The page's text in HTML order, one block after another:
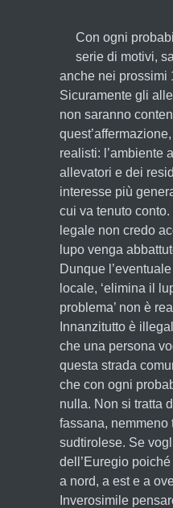
Con ogni
serie di motivi,
anche nei prossimi
Sicuramente gli
non saranno
realisti: l’ambiente
allevatori e dei
interesse più
cui va tenuto
legale non credo
lupo venga
Dunque
locale, ‘elimina il
problema’ non è
Innanzitutto è
che una persona
questa strada
che con ogni
nulla. Non si tratta
fassana, nemmeno
sudtirolese. Se
dell’Euregio
a nord, a est e a
Inverosimile